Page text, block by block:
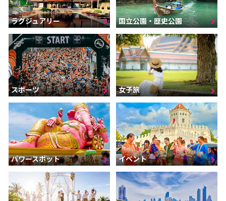
ラグジュアリー 国立公園・歴史公園
スポーツ 女子旅
パワースポット イベント